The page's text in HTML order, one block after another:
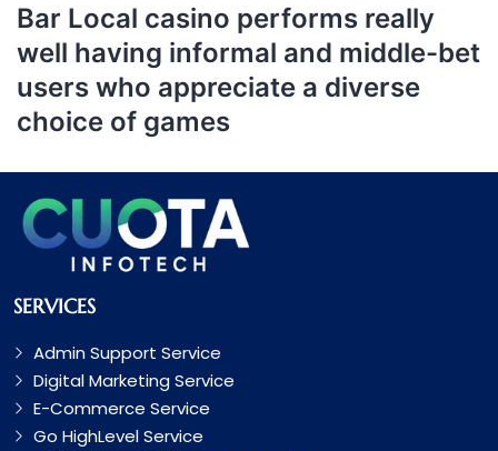
Bar Local casino performs really
well having informal and middle-bet
users who appreciate a diverse
choice of games
SERVICES
Admin Support Service
Digital Marketing Service
E-Commerce Service
Go HighLevel Service